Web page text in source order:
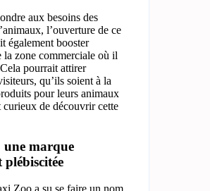
aux besoins des
l’ouverture de ce
également booster
la zone commerciale où il
pourrait attirer
qu’ils soient à la
pour leurs animaux
curieux de découvrir cette
marque
plébiscitée